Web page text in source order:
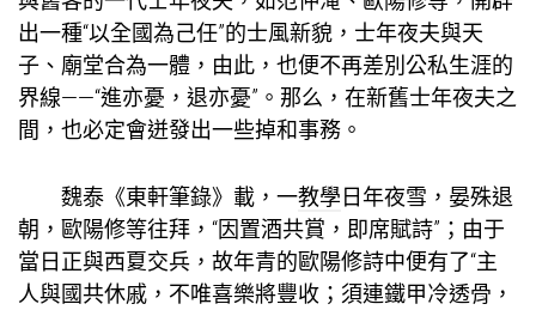
出一種“以全國為己任”的士風新貌，士年夜夫與天
子、廟堂合為一體，由此，也便不再差別公私生涯的
界線——“進亦憂，退亦憂”。那么，在新舊士年夜夫之
間，也必定會迸發出一些掉和事務。
魏泰《東軒筆錄》載，一教學日年夜雪，晏殊退
朝，歐陽修等往拜，“因置酒共賞，即席賦詩”；由于
當日正與西夏交兵，故年青的歐陽修詩中便有了“主
人與國共休戚，不唯喜樂將豐收；須連鐵甲冷透骨，